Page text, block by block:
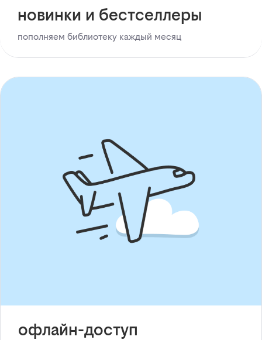
новинки и бестселлеры
пополняем библиотеку каждый месяц
офлайн-доступ